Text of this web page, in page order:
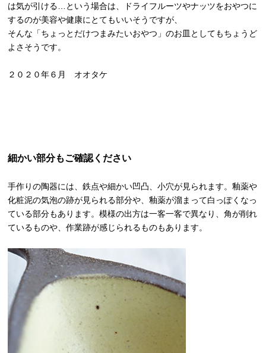
は気が引ける…という場合は、ドライフルーツやナッツをおやつに
するのが美容や健康にとてもいいそうですが、
そんな「ちょっとだけつまみたいおやつ」のお皿としてもちょうど
よさそうです。
２０２０年６月 オオタケ
細かい部分もご確認ください
手作りの陶器には、鉄点や細かい凹凸、小穴が見られます。釉薬や
化粧泥の気泡の跡が見られる部分や、釉薬が溜まって白っぽくなっ
ている部分もあります。模様の出方は一客一客で異なり、角が削れ
ているものや、作業跡が感じられるものもあります。